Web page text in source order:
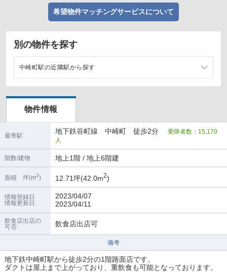
希望物件マッチングサービスについて
別の物件を探す
中崎町駅の近隣駅から探す
天神橋筋六丁目駅の店舗物件・貸店舗・テナント一覧
南森町駅の店舗物件・貸店舗・テナント一覧
都島駅の店舗物件・貸店舗・テナント一覧
物件情報
最寄駅
地下鉄谷町線 中崎町 徒歩2分 乗降者数：15,170
人
階数/建物 地上1階 / 地上6階建
面積 坪(m2) 12.71坪(42.0m2)
情報登録日
情報更新日
2023/04/07
2023/04/11
飲食店出店の
可否
飲食店出店可
備考
地下鉄中崎町駅から徒歩2分の1階路面店です。
ダクトは屋上まで上がっており、重飲食も可能となっております。